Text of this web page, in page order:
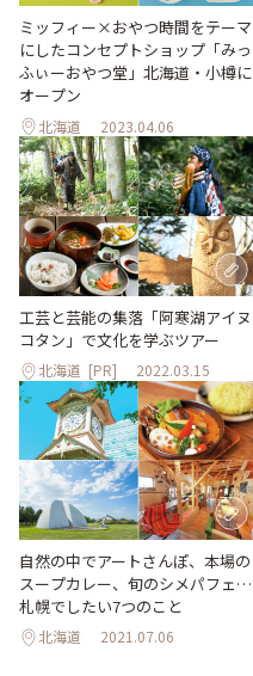
ミッフィー×おやつ時間をテーマ
にしたコンセプトショップ「みっ
ふぃーおやつ堂」北海道・小樽に
オープン
北海道 2023.04.06
工芸と芸能の集落「阿寒湖アイヌ
コタン」で文化を学ぶツアー
北海道 [PR] 2022.03.15
自然の中でアートさんぽ、本場の
スープカレー、旬のシメパフェ…
札幌でしたい7つのこと
北海道 2021.07.06